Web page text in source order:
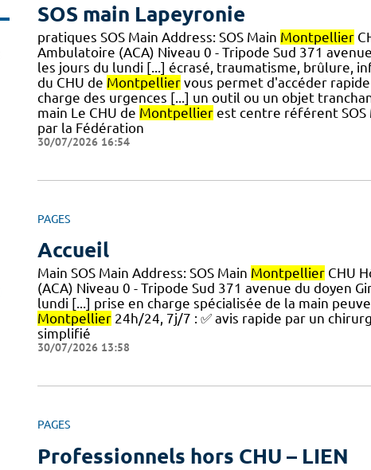
SOS main Lapeyronie
pratiques SOS Main Address: SOS Main Montpellier
Ambulatoire (ACA) Niveau 0 - Tripode Sud 371
les jours du lundi [...] écrasé, traumatisme, brûlure,
du CHU de Montpelliervous permet d'accéder
charge des urgences [...] un outil ou un objet
main Le CHU de Montpellierest centre référent SOS
par la Fédération
30/07/2026 16:54
PAGES
Accueil
Main SOS Main Address: SOS Main MontpellierCHU
(ACA) Niveau 0 - Tripode Sud 371 avenue du doyen
lundi [...] prise en charge spécialisée de la main
Montpellier24h/24, 7j/7 : ✅ avis rapide par un
simplifié
30/07/2026 13:58
PAGES
Professionnels hors CHU – LIEN